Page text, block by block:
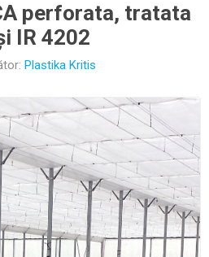
perforata, tratata
IR 4202
Plastika Kritis